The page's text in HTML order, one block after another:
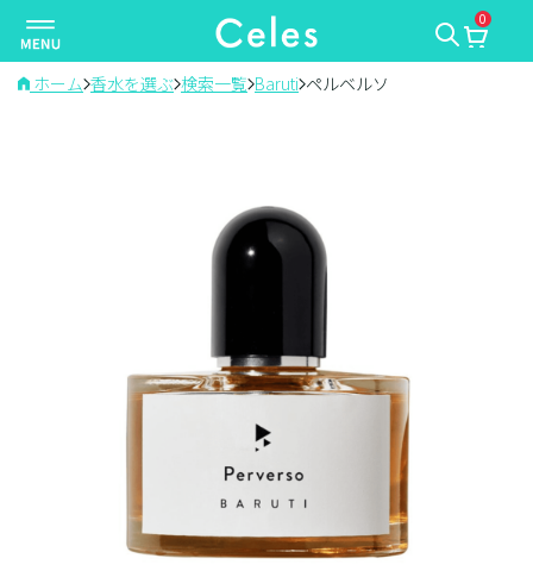
ナ
ビ
ゲ
0
ホーム 香水を選ぶ 検索一覧 Baruti ペルベルソ